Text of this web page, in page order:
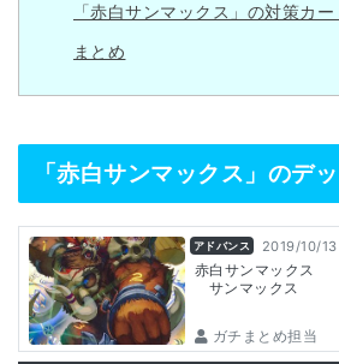
「赤白サンマックス」の対策カー
まとめ
「赤白サンマックス」のデ
アドバンス 2019/10/13
赤白サンマックス
サンマックス
ガチまとめ担当